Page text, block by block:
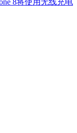
8将使用无线充电